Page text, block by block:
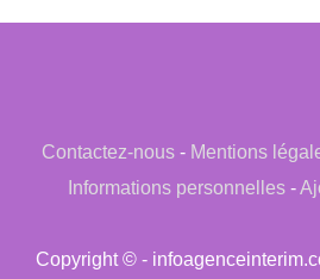
Contactez-nous- Mentions
Informations personnelles -
Copyright © -